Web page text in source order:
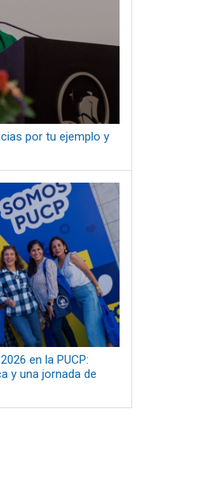
por tu ejemplo y
en la PUCP:
y una jornada de